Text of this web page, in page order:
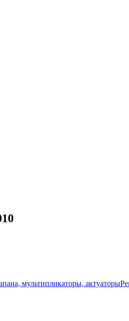
мультипликаторы, актуаторы